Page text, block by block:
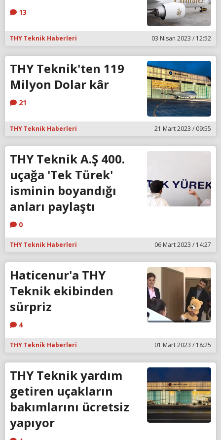
13
THY Teknik Haberleri 03 Nisan 2023 / 12:52
THY Teknik'ten 119
Milyon Dolar kâr
21
THY Teknik Haberleri 21 Mart 2023 / 09:55
THY Teknik A.Ş 400.
uçağa 'Tek Türek'
isminin boyandığı
anları paylaştı
0
THY Teknik Haberleri 06 Mart 2023 / 14:27
Haticenur'a THY
Teknik ekibinden
sürpriz
4
THY Teknik Haberleri 01 Mart 2023 / 18:25
THY Teknik yardım
getiren uçakların
bakımlarını ücretsiz
yapıyor